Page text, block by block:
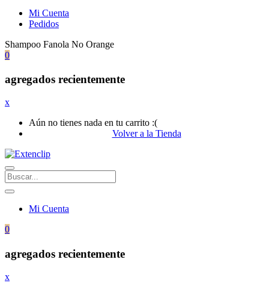
Mi Cuenta
Pedidos
Shampoo Fanola No Orange
0
agregados recientemente
x
Aún no tienes nada en tu carrito :(
Volver a la Tienda
Mi Cuenta
0
agregados recientemente
x